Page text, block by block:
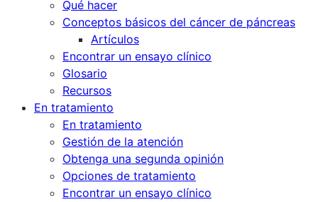
Qué hacer
Conceptos básicos del cáncer de páncreas
Artículos
Encontrar un ensayo clínico
Glosario
Recursos
En tratamiento
En tratamiento
Gestión de la atención
Obtenga una segunda opinión
Opciones de tratamiento
Encontrar un ensayo clínico